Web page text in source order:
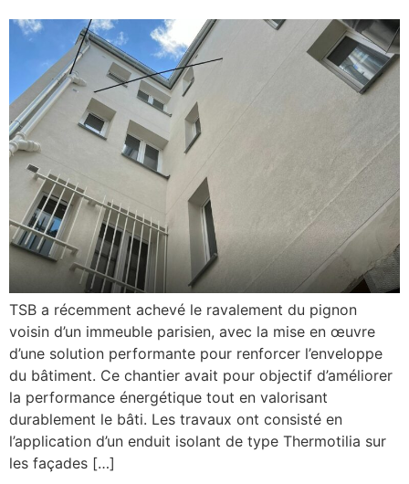
TSB a récemment achevé le ravalement du pignon
voisin d’un immeuble parisien, avec la mise en œuvre
d’une solution performante pour renforcer l’enveloppe
du bâtiment. Ce chantier avait pour objectif d’améliorer
la performance énergétique tout en valorisant
durablement le bâti. Les travaux ont consisté en
l’application d’un enduit isolant de type Thermotilia sur
les façades […]